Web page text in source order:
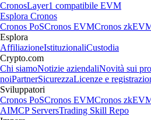
CronosLayer1 compatibile EVM
Esplora Cronos
Cronos PoSCronos EVMCronos
Esplora
AffiliazioneIstituzionaliCustodia
Crypto.com
Chi siamoNotizie aziendaliNovità sui
noiPartnerSicurezzaLicenze e
Sviluppatori
Cronos PoSCronos EVMCronos
AIMCP ServersTrading Skill Repo